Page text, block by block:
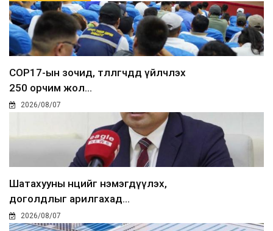
COP17-ын зочид, төлөөлөгчдөд үйлчлэх
250 орчим жол...
2026/08/07
Шатахууны нөөцийг нэмэгдүүлэх,
доголдлыг арилгахад...
2026/08/07